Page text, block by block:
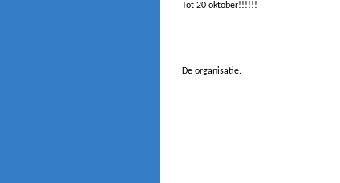
Tot 20 oktober!!!!!!
De organisatie.